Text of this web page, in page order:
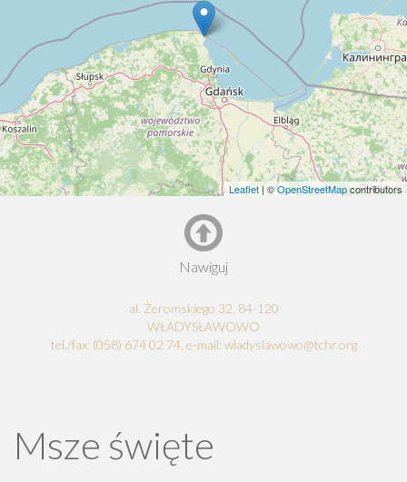
Leaflet | ©OpenStreetMapcontributors
Nawiguj
al. Żeromskiego 32, 84-120
WŁADYSŁAWOWO
tel./fax: (058) 674 02 74, e-mail: wladyslawowo@tchr.org
Msze święte